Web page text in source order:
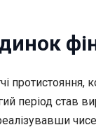
період